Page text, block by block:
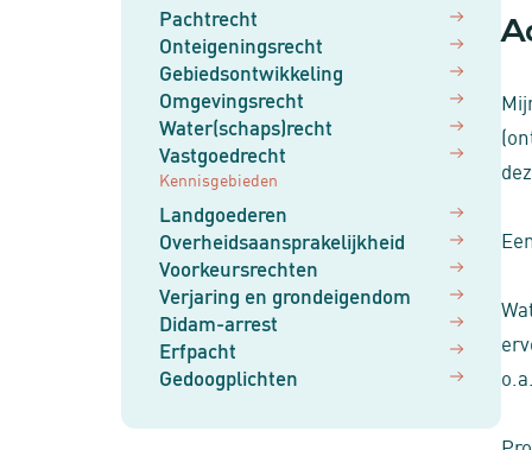
Pachtrecht
Onteigeningsrecht
Gebiedsontwikkeling
Omgevingsrecht
Water(schaps)recht
Vastgoedrecht
Kennisgebieden
Landgoederen
Overheidsaansprakelijkheid
Voorkeursrechten
Verjaring en grondeigendom
Didam-arrest
Erfpacht
Gedoogplichten